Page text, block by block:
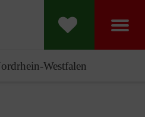
Westfalen